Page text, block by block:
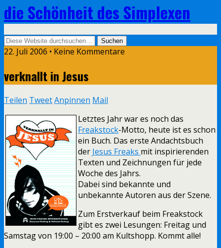
die Schönheit des Simplexen
22. Juli 2006 • Keine Kommentare
verknallt in Jesus
Teilen TweetAnpinnen Mail
Letztes Jahr war es noch das
Freakstock-Motto, heute ist es schon
ein Buch. Das erste Andachtsbuch
der Jesus Freaks mit inspirierenden
Texten und Zeichnungen für jede
Woche des Jahrs.
Dabei sind bekannte und
unbekannte Autoren aus der Szene.
Zum Erstverkauf beim Freakstock
gibt es zwei Lesungen: Freitag und
Samstag von 19:00 – 20:00 am Kultshopp. Kommt alle!